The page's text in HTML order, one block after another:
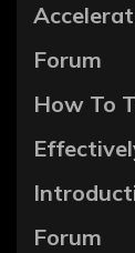
Forum
How To
Forum